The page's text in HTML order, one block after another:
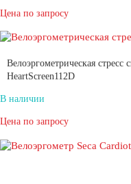
Цена по запросу
Велоэргометрическая стресс
HeartScreen112D
В наличии
Цена по запросу